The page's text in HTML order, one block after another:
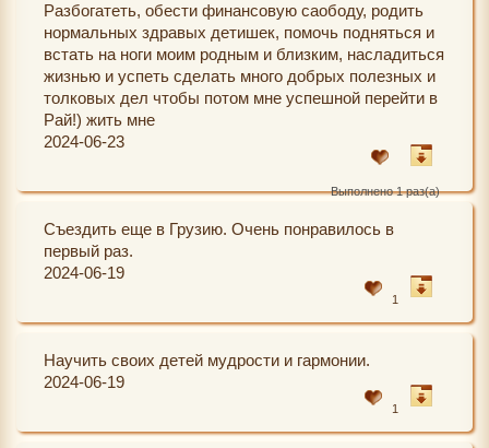
Разбогатеть, обести финансовую саободу, родить
нормальных здравых детишек, помочь подняться и
встать на ноги моим родным и близким, насладиться
жизнью и успеть сделать много добрых полезных и
толковых дел чтобы потом мне успешной перейти в
Рай!) жить мне
2024-06-23
Выполнено 1 раз(а)
Съездить еще в Грузию. Очень понравилось в
первый раз.
2024-06-19
1
Научить своих детей мудрости и гармонии.
2024-06-19
1